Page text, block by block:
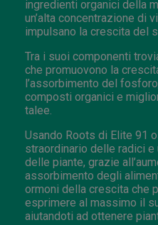
ingredienti organici della
un’alta concentrazione di
impulsano la crescita del
Tra i suoi componenti
che promuovono la
l’assorbimento del
composti organici e
talee.
Usando Roots di Elite 91
straordinario delle radici
delle piante, grazie
assorbimento degli
ormoni della crescita che
esprimere al massimo il
aiutandoti ad ottenere